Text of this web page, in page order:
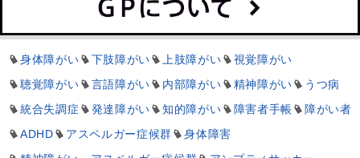
身体障がい 下肢障がい 上肢障がい
視覚障がい
聴覚障がい
言語障がい 内部障がい 精神障がい
うつ病
統合失調症
発達障がい 知的障がい 障害者手帳
障がい者
ADHD
アスペルガー症候群
身体障害